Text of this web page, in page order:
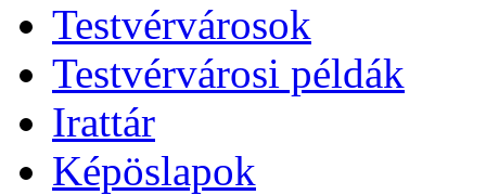
Testvérvárosok
Testvérvárosi példák
Irattár
Képöslapok